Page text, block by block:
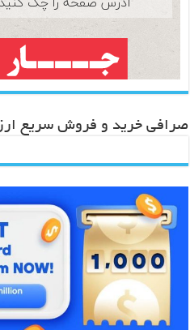
صرافی خرید و فروش سریع